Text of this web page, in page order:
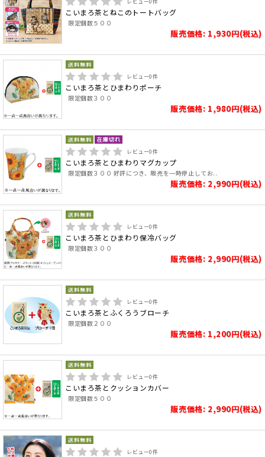
こいまろ茶とねこのトートバッグ
限定個数５００
販売価格: 1,930円(税込)
レビュー0件
こいまろ茶とひまわりポーチ
限定個数３００
販売価格: 1,980円(税込)
レビュー0件
こいまろ茶とひまわりマグカップ
限定個数３００ 好評につき、販売を一時停止してお..
販売価格: 2,990円(税込)
レビュー0件
こいまろ茶とひまわり保冷バッグ
限定個数３００
販売価格: 2,990円(税込)
レビュー0件
こいまろ茶とふくろうブローチ
限定個数２００
販売価格: 1,200円(税込)
レビュー0件
こいまろ茶とクッションカバー
限定個数５００
販売価格: 2,990円(税込)
レビュー0件